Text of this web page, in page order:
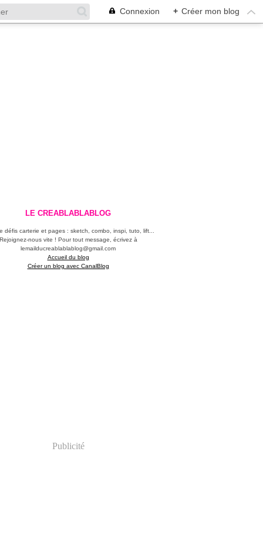
Connexion + Créer mon blog
LE CREABLABLABLOG
défis carterie et pages : sketch, combo, inspi, tuto, lift...
Rejoignez-nous vite ! Pour tout message, écrivez à
lemailducreablablablog@gmail.com
Accueil du blog
Créer un blog avec CanalBlog
Publicité